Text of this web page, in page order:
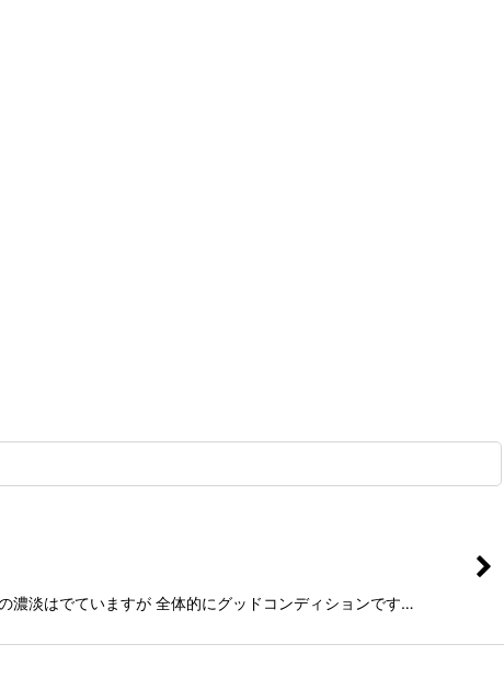
濃淡はでていますが 全体的にグッドコンディションです…